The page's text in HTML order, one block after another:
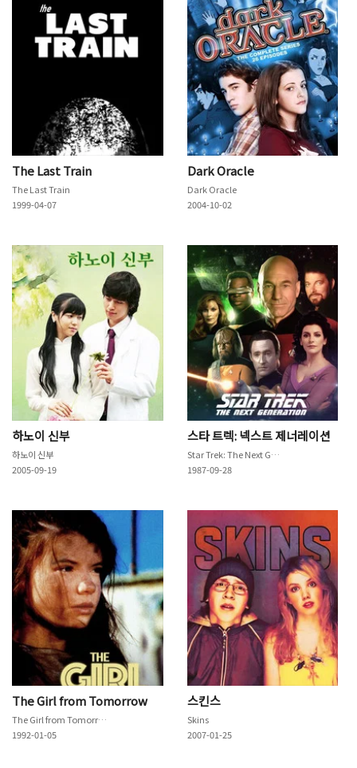
The Last Train
The Last Train
1999-04-07
Dark Oracle
Dark Oracle
2004-10-02
하노이 신부
하노이 신부
2005-09-19
스타 트렉: 넥스트 제너레이션
Star Trek: The Next Generation
1987-09-28
The Girl from Tomorrow
The Girl from Tomorrow
1992-01-05
스킨스
Skins
2007-01-25